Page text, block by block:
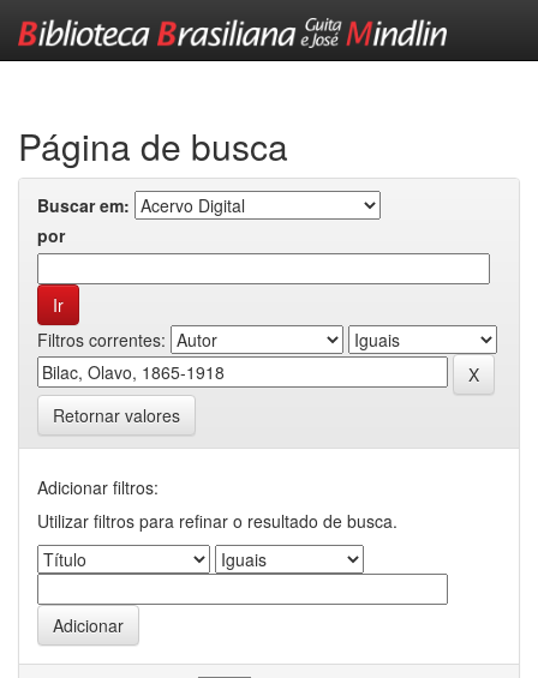
Página de busca
Buscar em:
por
Filtros correntes:
Retornar valores
Adicionar filtros:
Utilizar filtros para refinar o resultado de busca.